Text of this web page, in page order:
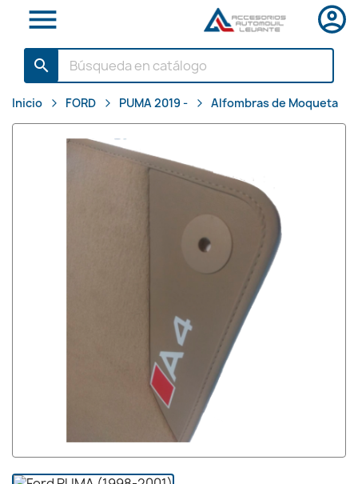

search
Inicio FORD PUMA 2019 - Alfombras de Moqueta